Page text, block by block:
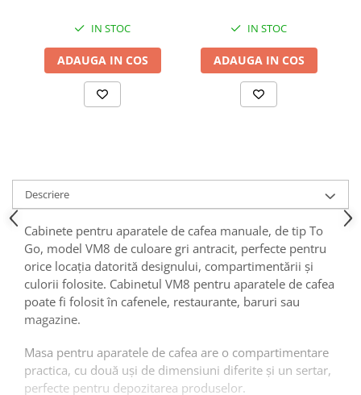
IN STOC
ADAUGA IN COS
IN STOC
ADAUGA IN COS
Descriere
Cabinete pentru aparatele de cafea manuale, de tip To
Go, model VM8 de culoare gri antracit, perfecte pentru
orice locația datorită designului, compartimentării și
culorii folosite. Cabinetul VM8 pentru aparatele de cafea
poate fi folosit în cafenele, restaurante, baruri sau
magazine.
Masa pentru aparatele de cafea are o compartimentare
practica, cu două uși de dimensiuni diferite și un sertar,
perfecte pentru depozitarea produselor.